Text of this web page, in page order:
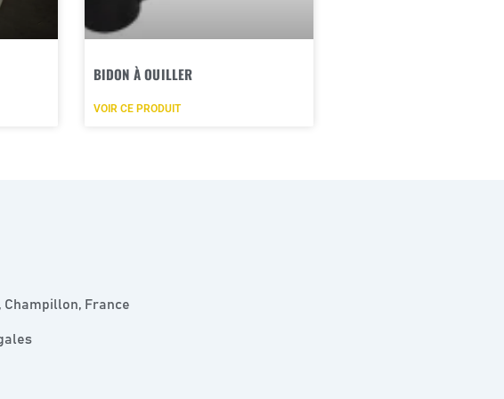
BIDON À OUILLER
VOIR CE PRODUIT
Champillon, France